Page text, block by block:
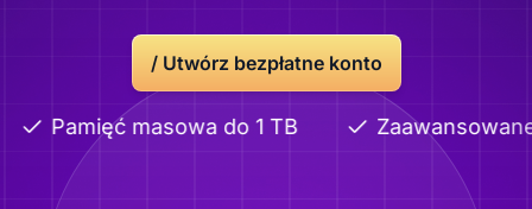
/ Utwórz bezpłatne konto
Pamięć masowa do 1 TB Zaawansowane